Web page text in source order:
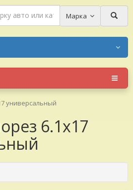
Марка
универсальный
6.1x17